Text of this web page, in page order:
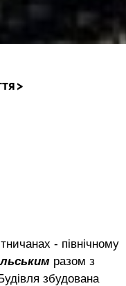
- північному
разом з
збудована